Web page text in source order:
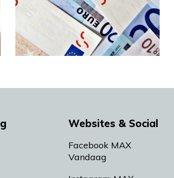
Websites & Social
Facebook MAX
Vandaag